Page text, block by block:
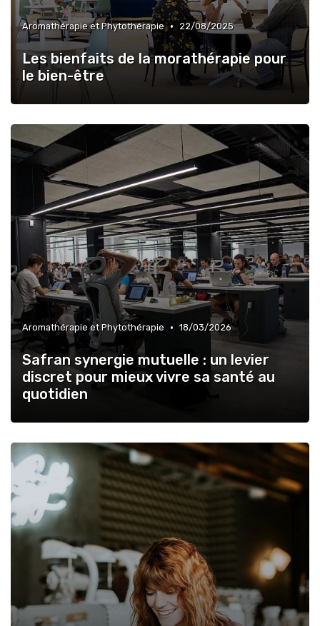
Aromathérapie et Phytothérapie • 22/08/2025
Les bienfaits de la morathérapie pour
le bien-être
Aromathérapie et Phytothérapie • 18/03/2026
Safran synergie mutuelle : un levier
discret pour mieux vivre sa santé au
quotidien